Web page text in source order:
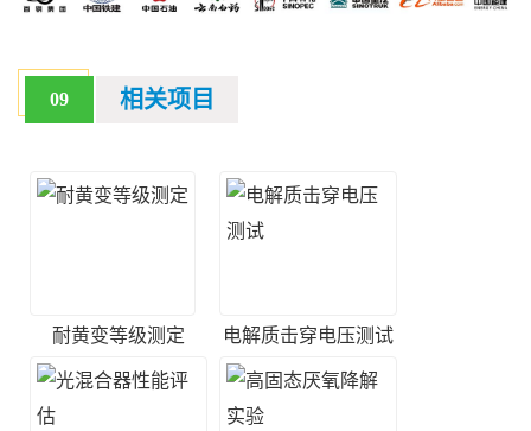
09 相关项目
耐黄变等级测定 电解质击穿电压测试